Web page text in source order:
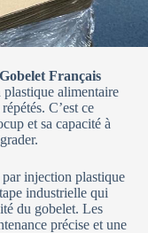
Gobelet Français
alimentaire
C’est ce
et sa capacité à
injection plastique
industrielle qui
du gobelet. Les
précise et une